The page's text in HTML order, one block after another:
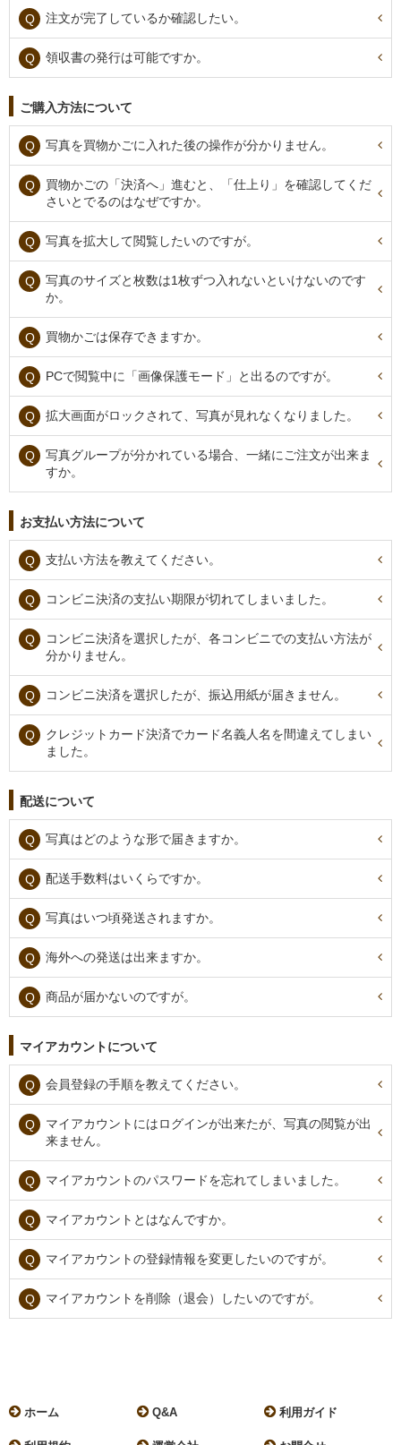
注文が完了しているか確認したい。
領収書の発行は可能ですか。
ご購入方法について
写真を買物かごに入れた後の操作が分かりません。
買物かごの「決済へ」進むと、「仕上り」を確認してくだ
さいとでるのはなぜですか。
写真を拡大して閲覧したいのですが。
写真のサイズと枚数は1枚ずつ入れないといけないのです
か。
買物かごは保存できますか。
PCで閲覧中に「画像保護モード」と出るのですが。
拡大画面がロックされて、写真が見れなくなりました。
写真グループが分かれている場合、一緒にご注文が出来ま
すか。
お支払い方法について
支払い方法を教えてください。
コンビニ決済の支払い期限が切れてしまいました。
コンビニ決済を選択したが、各コンビニでの支払い方法が
分かりません。
コンビニ決済を選択したが、振込用紙が届きません。
クレジットカード決済でカード名義人名を間違えてしまい
ました。
配送について
写真はどのような形で届きますか。
配送手数料はいくらですか。
写真はいつ頃発送されますか。
海外への発送は出来ますか。
商品が届かないのですが。
マイアカウントについて
会員登録の手順を教えてください。
マイアカウントにはログインが出来たが、写真の閲覧が出
来ません。
マイアカウントのパスワードを忘れてしまいました。
マイアカウントとはなんですか。
マイアカウントの登録情報を変更したいのですが。
マイアカウントを削除（退会）したいのですが。
ホーム Q&A 利用ガイド